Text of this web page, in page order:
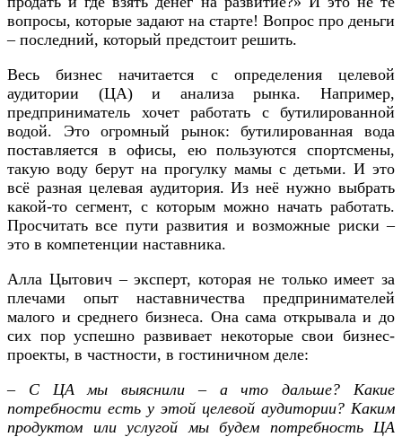
вопросы, которые задают на старте! Вопрос про деньги
– последний, который предстоит решить.
Весь бизнес начитается с определения целевой
аудитории (ЦА) и анализа рынка. Например,
предприниматель хочет работать с бутилированной
водой. Это огромный рынок: бутилированная вода
поставляется в офисы, ею пользуются спортсмены,
такую воду берут на прогулку мамы с детьми. И это
всё разная целевая аудитория. Из неё нужно выбрать
какой-то сегмент, с которым можно начать работать.
Просчитать все пути развития и возможные риски –
это в компетенции наставника.
Алла Цытович – эксперт, которая не только имеет за
плечами опыт наставничества предпринимателей
малого и среднего бизнеса. Она сама открывала и до
сих пор успешно развивает некоторые свои бизнес-
проекты, в частности, в гостиничном деле:
– С ЦА мы выяснили – а что дальше? Какие
потребности есть у этой целевой аудитории? Каким
продуктом или услугой мы будем потребность ЦА